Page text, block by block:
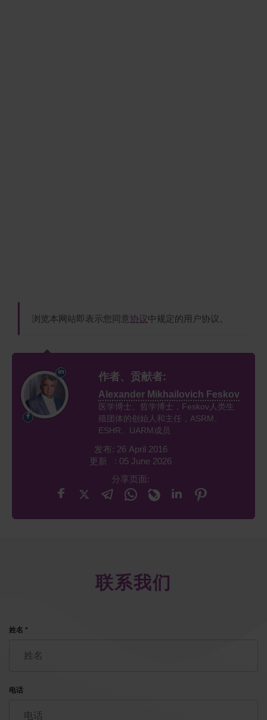
浏览本网站即表示您同意 协议中规定的用户协议。
作者、贡献者:
Alexander Mikhailovich Feskov
医学博士、哲学博士，Feskov人类生
殖团体的创始人和主任，ASRM、
ESHR、UARM成员
发布: 26 April 2016
更新 : 05 June 2026
分享页面:
联系我们
姓名 *
电话